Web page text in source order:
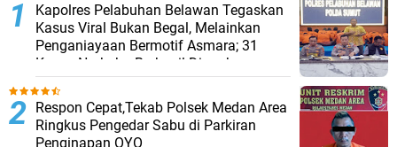
Kapolres Pelabuhan Belawan Tegaskan
Kasus Viral Bukan Begal, Melainkan
Penganiayaan Bermotif Asmara; 31
Kasus Narkoba Berhasil Diungkap
Respon Cepat,Tekab Polsek Medan Area
Ringkus Pengedar Sabu di Parkiran
Penginapan OYO